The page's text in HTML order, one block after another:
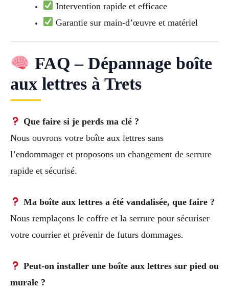
Intervention rapide et efficace
Garantie sur main-d’œuvre et matériel
FAQ – Dépannage boîte
aux lettres à Trets
Que faire si je perds ma clé ?
Nous ouvrons votre boîte aux lettres sans
l’endommager et proposons un changement de serrure
rapide et sécurisé.
Ma boîte aux lettres a été vandalisée, que faire ?
Nous remplaçons le coffre et la serrure pour sécuriser
votre courrier et prévenir de futurs dommages.
Peut-on installer une boîte aux lettres sur pied ou
murale ?